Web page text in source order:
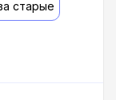
старые